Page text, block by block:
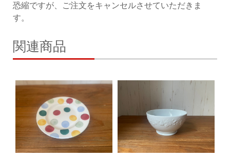
恐縮ですが、ご注文をキャンセルさせていただきま
す。
関連商品